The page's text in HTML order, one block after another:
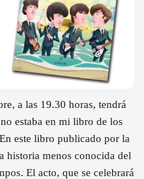
a las 19.30 horas, tendrá
estaba en mi libro de los
este libro publicado por la
historia menos conocida del
El acto, que se celebrará